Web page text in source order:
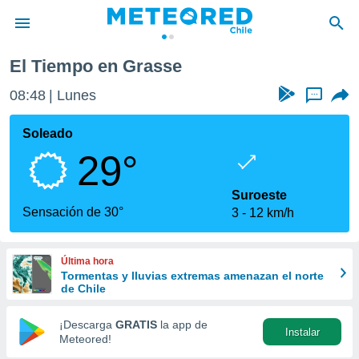
de
por
que se
calidad.
a este
las
y
forma
digital
basada
El Tiempo en Grasse
08:48 Lunes ...
Soleado
29°
Sensación de 30°
Suroeste
3
12 km/h
Última hora
Tormentas y lluvias extremas amenazan el norte
de Chile
¡Descarga GRATIS la app de
Meteored!
Instalar